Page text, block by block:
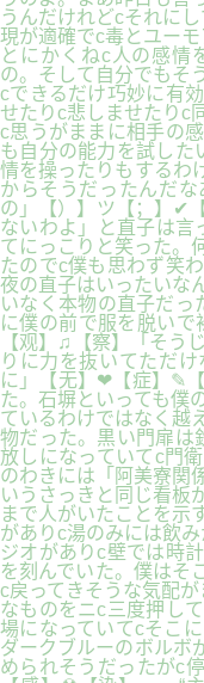
うんだけれどcそれに
現が適確でc毒とユー
とにかくねc人の感情
の。そして自分でもそ
cできるだけ巧妙に有
せたりc悲しませたりc
c思うがままに相手の
も自分の能力を試した
情を操ったりもするわ
からそうだったんだ
の」【）】ツ【；】✔
ないわよ」と直子は言
てにっこりと笑った。
たのでc僕も思わず笑
夜の直子はいったいな
いなく本物の直子だ
に僕の前で服を脱い
【观】♫【察】「そう
りに力を抜いてただ
に」【无】❤【症】✎
た。石塀といっても僕
ているわけではなく越
物だった。黒い門扉は
放しになっていてc門
のわきには「阿美寮関
いうさっきと同じ看板
まで人がいたことを示
がありc湯のみには飲
ジオがありc壁では時
を刻んでいた。僕はそ
c戻ってきそうな気配
なものをニc三度押し
場になっていてcそこ
ダークブルーのボルボ
められそうだったがc